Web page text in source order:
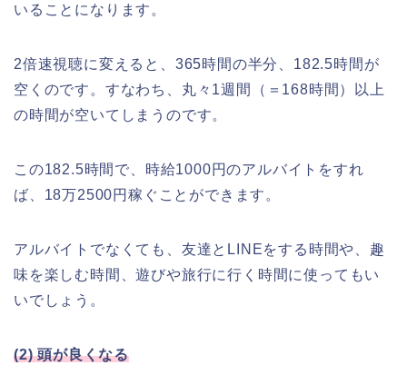
いることになります。
2倍速視聴に変えると、365時間の半分、182.5時間が
空くのです。すなわち、丸々1週間（＝168時間）以上
の時間が空いてしまうのです。
この182.5時間で、時給1000円のアルバイトをすれ
ば、18万2500円稼ぐことができます。
アルバイトでなくても、友達とLINEをする時間や、趣
味を楽しむ時間、遊びや旅行に行く時間に使ってもい
いでしょう。
(2) 頭が良くなる